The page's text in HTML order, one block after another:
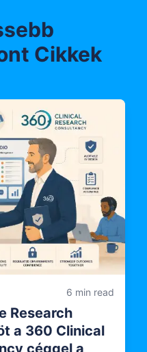
Cikkek
6 min read
Research
a 360 Clinical
céggel a